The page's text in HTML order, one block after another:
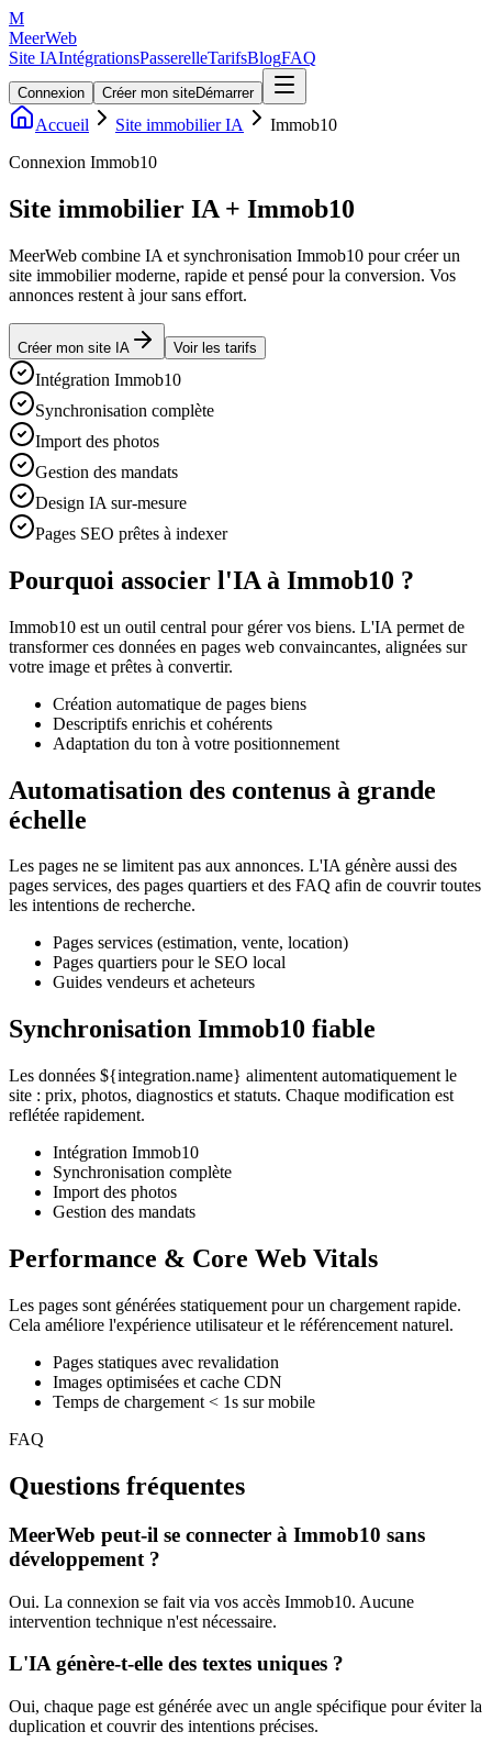
M
MeerWeb
Site IAIntégrationsPasserelleTarifsBlogFAQ
Connexion Créer mon siteDémarrer
Accueil Site immobilier IA
Immob10
Connexion Immob10
Site immobilier IA + Immob10
MeerWeb combine IA et synchronisation Immob10 pour créer un
site immobilier moderne, rapide et pensé pour la conversion. Vos
annonces restent à jour sans effort.
Créer mon site IA Voir les tarifs
Intégration Immob10
Synchronisation complète
Import des photos
Gestion des mandats
Design IA sur-mesure
Pages SEO prêtes à indexer
Pourquoi associer l'IA à Immob10 ?
Immob10 est un outil central pour gérer vos biens. L'IA permet de
transformer ces données en pages web convaincantes, alignées sur
votre image et prêtes à convertir.
Création automatique de pages biens
Descriptifs enrichis et cohérents
Adaptation du ton à votre positionnement
Automatisation des contenus à grande
échelle
Les pages ne se limitent pas aux annonces. L'IA génère aussi des
pages services, des pages quartiers et des FAQ afin de couvrir toutes
les intentions de recherche.
Pages services (estimation, vente, location)
Pages quartiers pour le SEO local
Guides vendeurs et acheteurs
Synchronisation Immob10 fiable
Les données ${integration.name} alimentent automatiquement le
site : prix, photos, diagnostics et statuts. Chaque modification est
reflétée rapidement.
Intégration Immob10
Synchronisation complète
Import des photos
Gestion des mandats
Performance & Core Web Vitals
Les pages sont générées statiquement pour un chargement rapide.
Cela améliore l'expérience utilisateur et le référencement naturel.
Pages statiques avec revalidation
Images optimisées et cache CDN
Temps de chargement < 1s sur mobile
FAQ
Questions fréquentes
MeerWeb peut-il se connecter à Immob10 sans
développement ?
Oui. La connexion se fait via vos accès Immob10. Aucune
intervention technique n'est nécessaire.
L'IA génère-t-elle des textes uniques ?
Oui, chaque page est générée avec un angle spécifique pour éviter la
duplication et couvrir des intentions précises.